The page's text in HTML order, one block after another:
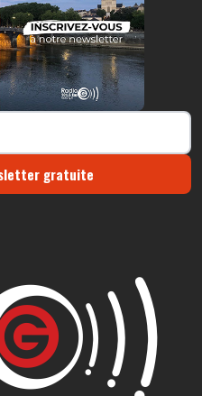
gratuite